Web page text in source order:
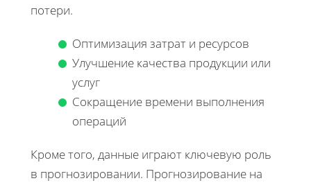
потери.
Оптимизация затрат и ресурсов
Улучшение качества продукции или
услуг
Сокращение времени выполнения
операций
Кроме того, данные играют ключевую роль
в прогнозировании. Прогнозирование на